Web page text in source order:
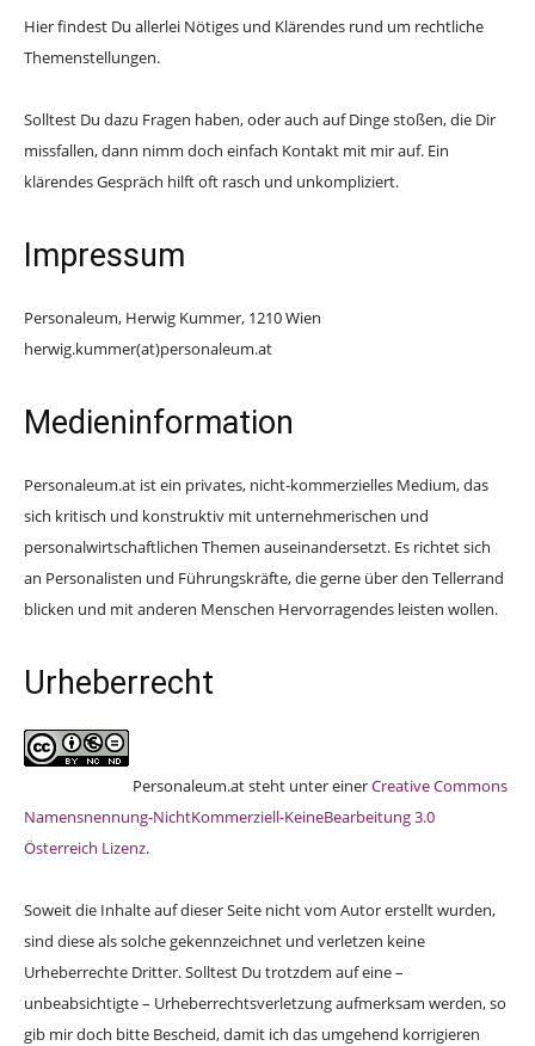
Hier findest Du allerlei Nötiges und Klärendes rund um rechtliche
Themenstellungen.
Solltest Du dazu Fragen haben, oder auch auf Dinge stoßen, die Dir
missfallen, dann nimm doch einfach Kontakt mit mir auf. Ein
klärendes Gespräch hilft oft rasch und unkompliziert.
Impressum
Personaleum, Herwig Kummer, 1210 Wien
herwig.kummer(at)personaleum.at
Medieninformation
Personaleum.at ist ein privates, nicht-kommerzielles Medium, das
sich kritisch und konstruktiv mit unternehmerischen und
personalwirtschaftlichen Themen auseinandersetzt. Es richtet sich
an Personalisten und Führungskräfte, die gerne über den Tellerrand
blicken und mit anderen Menschen Hervorragendes leisten wollen.
Urheberrecht
Personaleum.at steht unter einerCreative Commons
Namensnennung-NichtKommerziell-KeineBearbeitung 3.0
Österreich Lizenz.
Soweit die Inhalte auf dieser Seite nicht vom Autor erstellt wurden,
sind diese als solche gekennzeichnet und verletzen keine
Urheberrechte Dritter. Solltest Du trotzdem auf eine –
unbeabsichtigte – Urheberrechtsverletzung aufmerksam werden, so
gib mir doch bitte Bescheid, damit ich das umgehend korrigieren